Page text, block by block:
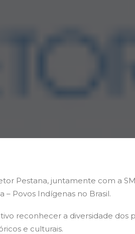
Pestana, juntamente com a
– Povos Indígenas no Brasil.
reconhecer a diversidade dos
e culturais.